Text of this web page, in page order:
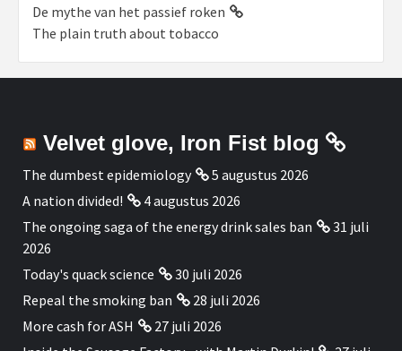
De mythe van het passief roken
The plain truth about tobacco
Velvet glove, Iron Fist blog
The dumbest epidemiology
5 augustus 2026
A nation divided!
4 augustus 2026
The ongoing saga of the energy drink sales ban
31 juli
2026
Today's quack science
30 juli 2026
Repeal the smoking ban
28 juli 2026
More cash for ASH
27 juli 2026